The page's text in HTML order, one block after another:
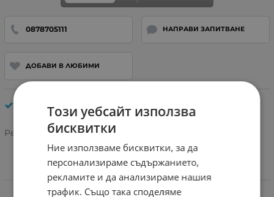
0878705111 НАПРАВИ ЗАПИТВАНЕ
ДОБАВИ В ЛЮБИМИ
Кабели за GSM
Рейтинг:
Характеристики
Този уебсайт използва
бисквитки
Ние използваме бисквитки, за да
персонализираме съдържанието,
рекламите и да анализираме нашия
трафик. Също така споделяме